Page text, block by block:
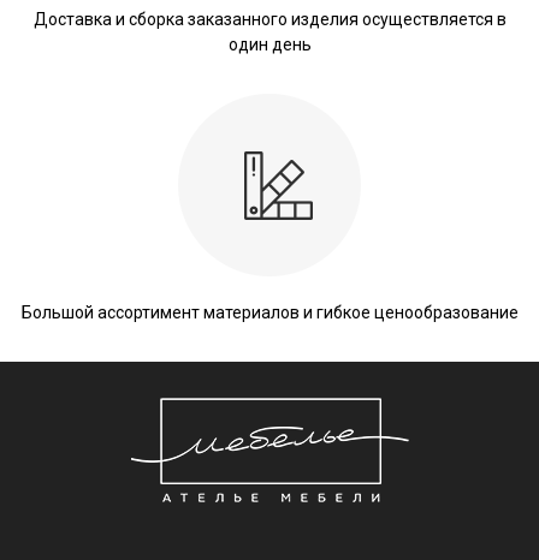
Доставка и сборка заказанного изделия осуществляется в
один день
Большой ассортимент материалов и гибкое ценообразование